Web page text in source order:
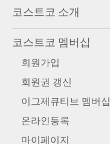
코스트코 소개
코스트코 멤버십
회원가입
회원권 갱신
이그제큐티브 멤버십
온라인등록
마이페이지